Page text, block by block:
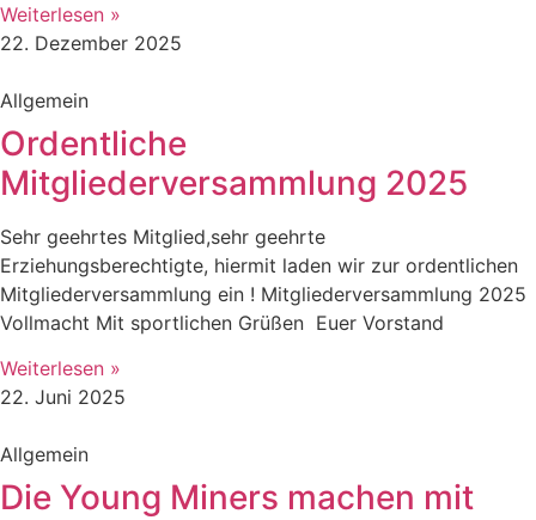
Weiterlesen »
22. Dezember 2025
Allgemein
Ordentliche
Mitgliederversammlung 2025
Sehr geehrtes Mitglied,sehr geehrte
Erziehungsberechtigte, hiermit laden wir zur ordentlichen
Mitgliederversammlung ein ! Mitgliederversammlung 2025
Vollmacht Mit sportlichen Grüßen Euer Vorstand
Weiterlesen »
22. Juni 2025
Allgemein
Die Young Miners machen mit